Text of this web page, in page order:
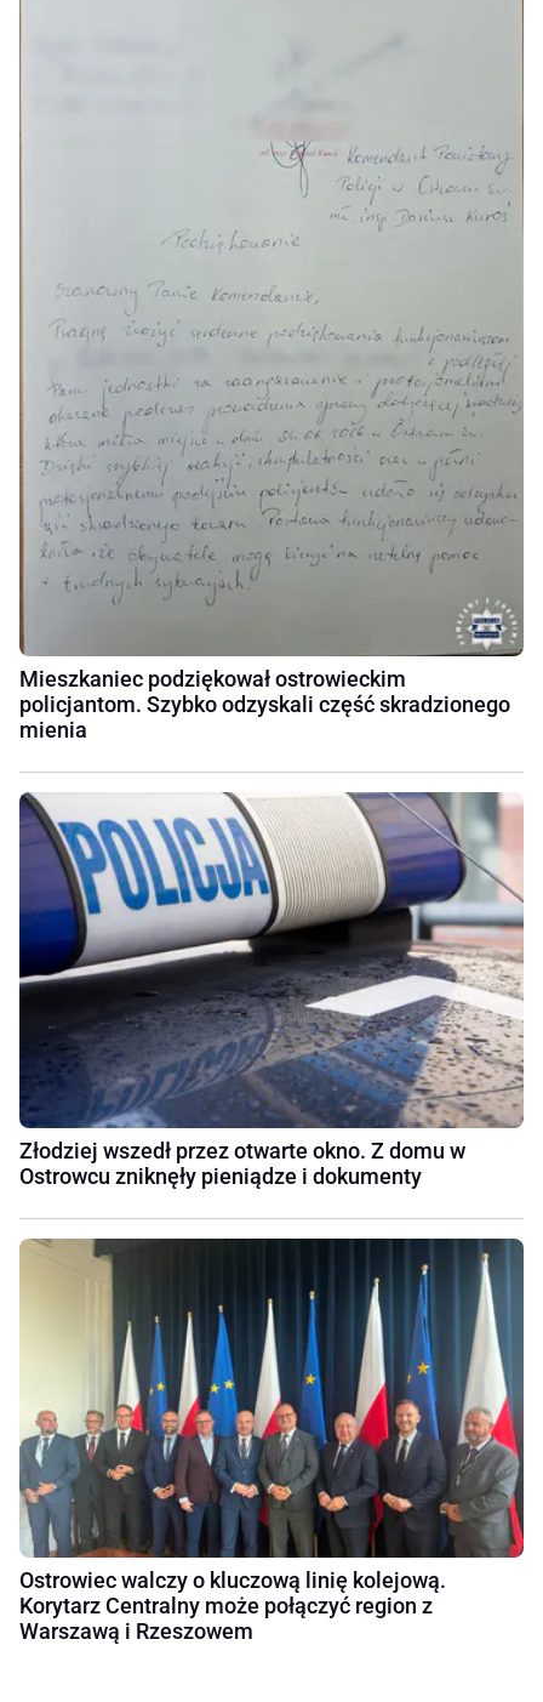
Mieszkaniec podziękował ostrowieckim
policjantom. Szybko odzyskali część skradzionego
mienia
Złodziej wszedł przez otwarte okno. Z domu w
Ostrowcu zniknęły pieniądze i dokumenty
Ostrowiec walczy o kluczową linię kolejową.
Korytarz Centralny może połączyć region z
Warszawą i Rzeszowem